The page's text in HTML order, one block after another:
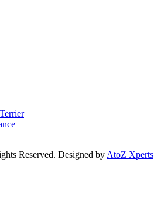
Reserved. Designed by AtoZ Xperts